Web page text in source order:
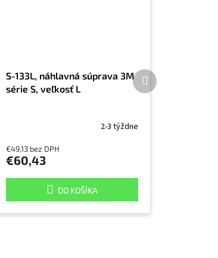
S-133L, náhlavná súprava 3M
série S, veľkosť L
2-3 týždne
€49,13 bez DPH
€60,43
DO KOŠÍKA
Ďalší
produkt